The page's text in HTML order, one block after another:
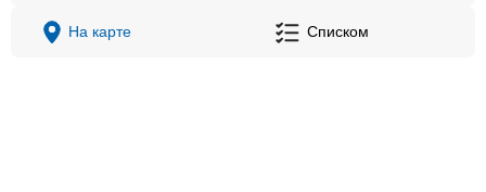
На карте Списком